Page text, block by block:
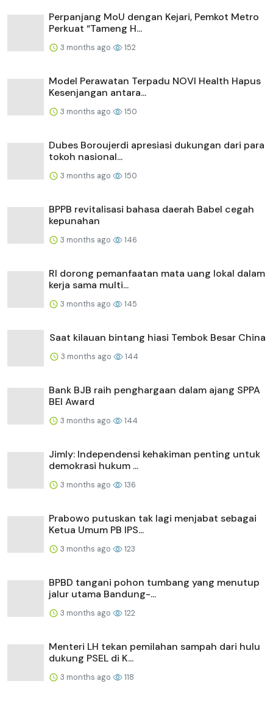
Perpanjang MoU dengan Kejari, Pemkot Metro
Perkuat “Tameng H...
3 months ago 152
Model Perawatan Terpadu NOVI Health Hapus
Kesenjangan antara...
3 months ago 150
Dubes Boroujerdi apresiasi dukungan dari para
tokoh nasional...
3 months ago 150
BPPB revitalisasi bahasa daerah Babel cegah
kepunahan
3 months ago 146
RI dorong pemanfaatan mata uang lokal dalam
kerja sama multi...
3 months ago 145
Saat kilauan bintang hiasi Tembok Besar China
3 months ago 144
Bank BJB raih penghargaan dalam ajang SPPA
BEI Award
3 months ago 144
Jimly: Independensi kehakiman penting untuk
demokrasi hukum ...
3 months ago 136
Prabowo putuskan tak lagi menjabat sebagai
Ketua Umum PB IPS...
3 months ago 123
BPBD tangani pohon tumbang yang menutup
jalur utama Bandung-...
3 months ago 122
Menteri LH tekan pemilahan sampah dari hulu
dukung PSEL di K...
3 months ago 118